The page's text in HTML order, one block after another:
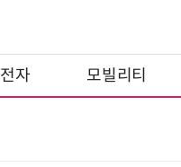
전자 모빌리티